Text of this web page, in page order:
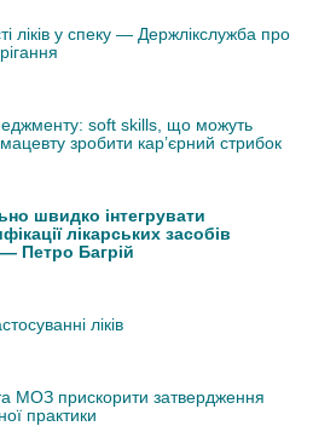
ліків у спеку — Держлікслужба про
soft skills, що можуть
зробити кар’єрний стрибок
швидко інтегрувати
лікарських засобів
Петро Багрій
ліків
МОЗ прискорити затвердження
практики